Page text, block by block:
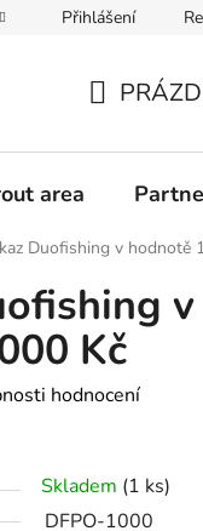
Přihlášení
KOŠÍK
area
Duofishing v hodnotě
v
Kč
hodnocení
Skladem (1 ks)
DFPO-1000